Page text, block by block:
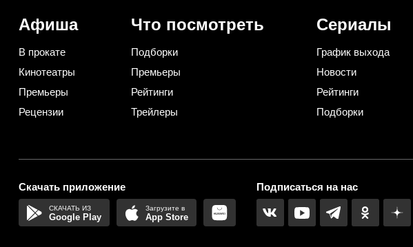
Афиша
В прокате
Кинотеатры
Премьеры
Рецензии
Что посмотреть
Подборки
Премьеры
Рейтинги
Трейлеры
Сериалы
График выхода
Новости
Рейтинги
Подборки
Скачать приложение
Google Play App Store
Подписаться на нас